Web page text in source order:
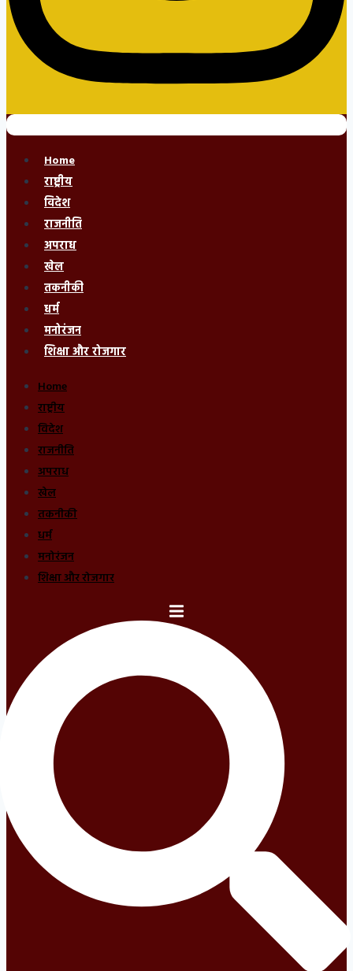
Home
राष्ट्रीय
विदेश
राजनीति
अपराध
खेल
तकनीकी
धर्म
मनोरंजन
शिक्षा और रोजगार
Home
राष्ट्रीय
विदेश
राजनीति
अपराध
खेल
तकनीकी
धर्म
मनोरंजन
शिक्षा और रोजगार